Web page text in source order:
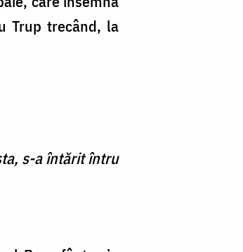
Trup trecând, la
s-a întărit întru